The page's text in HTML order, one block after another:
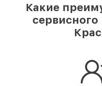
Какие